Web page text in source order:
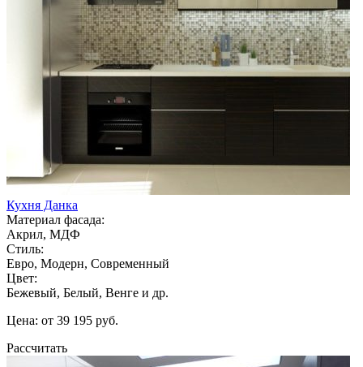
Кухня Данка
Материал фасада:
Акрил, МДФ
Стиль:
Евро, Модерн, Современный
Цвет:
Бежевый, Белый, Венге и др.
Цена: от 39 195 руб.
Рассчитать